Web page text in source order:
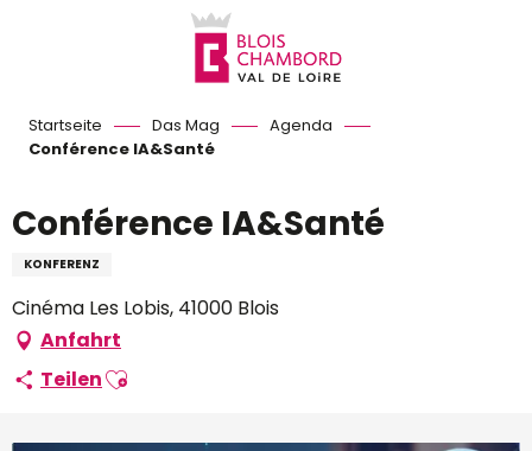
Startseite Das Mag
Agenda
Conférence IA&Santé
Conférence IA&Santé
KONFERENZ
Cinéma Les Lobis, 41000 Blois
Anfahrt
TeilenAjouter aux favoris